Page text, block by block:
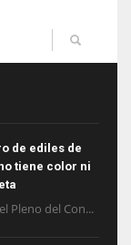
de ediles de
tiene color ni
Pleno del Con...